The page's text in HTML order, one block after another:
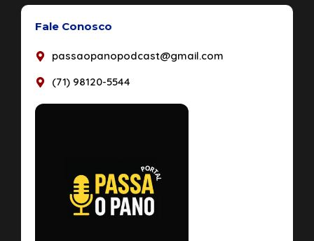
Fale Conosco
passaopanopodcast@gmail.com
(71) 98120-5544